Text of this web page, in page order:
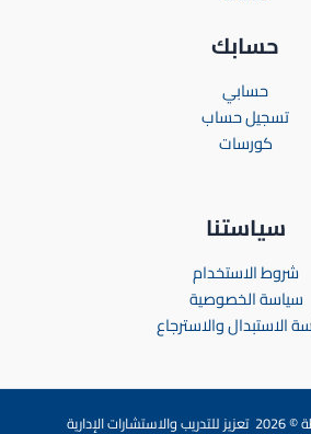
حسابك
حسابي
تسجيل حساب
كورسات
سياستنا
شروط الاستخدام
سياسة الخصوصية
الاستبدال والاسترجاع